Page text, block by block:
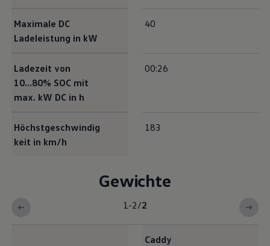
Maximale DC
Ladeleistung in kW
40
Ladezeit von
10...80% SOC mit
max. kW DC in h
00:26
Höchstgeschwindig
keit in km/h
183
Gewichte
1-2/2
Caddy